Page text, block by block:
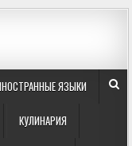
ЯЗЫКИ
КУЛИНАРИЯ